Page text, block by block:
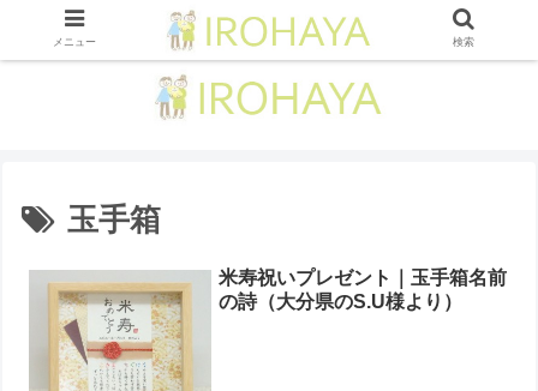
玉手箱
米寿祝いプレゼント｜玉手箱名前
の詩（大分県のS.U様より）
メニュー 検索